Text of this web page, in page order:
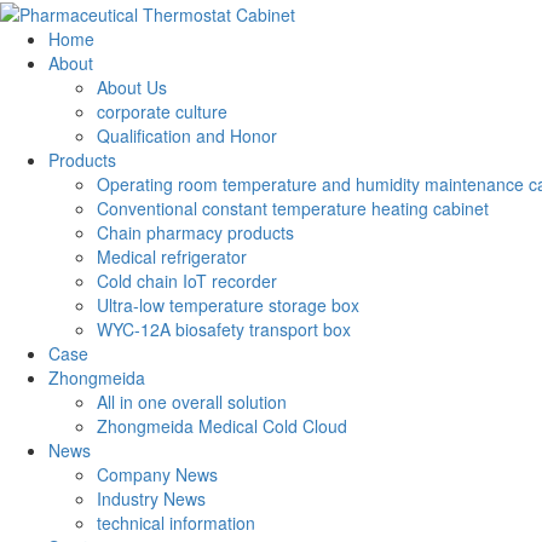
Home
About
About Us
corporate culture
Qualification and Honor
Products
Operating room temperature and humidity maintenance
Conventional constant temperature heating cabinet
Chain pharmacy products
Medical refrigerator
Cold chain IoT recorder
Ultra-low temperature storage box
WYC-12A biosafety transport box
Case
Zhongmeida
All in one overall solution
Zhongmeida Medical Cold Cloud
News
Company News
Industry News
technical information